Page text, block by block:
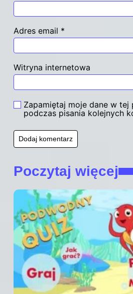
Adres email *
Witryna internetowa
Zapamiętaj moje dane w tej
podczas pisania kolejnych
Poczytaj więcej